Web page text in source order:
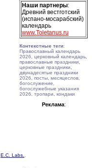
Наши партнеры:
Древний вестготский
(испано-мосарабский)
календарь
www.Toletanus.ru
Контекстные теги:
Православный календарь
2026, церковный календарь,
православные праздники,
церковные праздники,
двунадесятые праздники
2026, посты, месяцеслов,
богослужение,
богослужебные указания
2026, тропари, кондаки
Реклама:
E.C. Labs.